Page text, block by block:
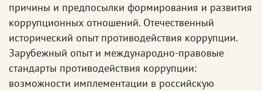
причины и предпосылки формирования и развития
коррупционных отношений. Отечественный
исторический опыт противодействия коррупции.
Зарубежный опыт и международно-правовые
стандарты противодействия коррупции:
возможности имплементации в российскую